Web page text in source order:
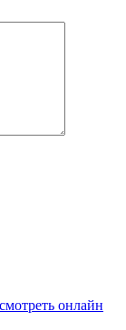
онлайн